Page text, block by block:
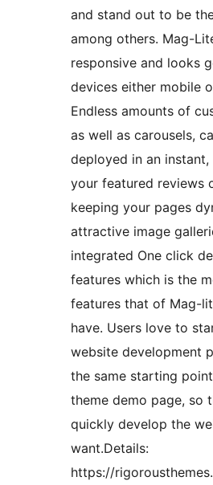
and stand out to be
among others. Mag-
responsive and looks
devices either mobile
Endless amounts of
as well as carousels,
deployed in an instant,
your featured reviews
keeping your pages
attractive image
integrated One click
features which is the
features that of Mag-
have. Users love to
website development
the same starting
theme demo page, so
quickly develop the
want.Details:
https://